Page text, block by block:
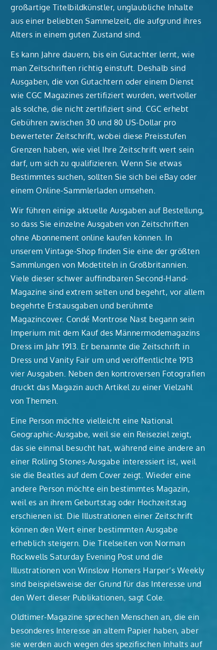
großartige Titelbildkünstler, unglaubliche Inhalte
aus einer beliebten Sammelzeit, die aufgrund ihres
Alters in einem guten Zustand sind.
Es kann Jahre dauern, bis ein Gutachter lernt, wie
man Zeitschriften richtig einstuft. Deshalb sind
Ausgaben, die von Gutachtern oder einem Dienst
wie CGC Magazines zertifiziert wurden, wertvoller
als solche, die nicht zertifiziert sind. CGC erhebt
Gebühren zwischen 30 und 80 US-Dollar pro
bewerteter Zeitschrift, wobei diese Preisstufen
Grenzen haben, wie viel Ihre Zeitschrift wert sein
darf, um sich zu qualifizieren. Wenn Sie etwas
Bestimmtes suchen, sollten Sie sich bei eBay oder
einem Online-Sammlerladen umsehen.
Wir führen einige aktuelle Ausgaben auf Bestellung,
so dass Sie einzelne Ausgaben von Zeitschriften
ohne Abonnement online kaufen können. In
unserem Vintage-Shop finden Sie eine der größten
Sammlungen von Modetiteln in Großbritannien.
Viele dieser schwer auffindbaren Second-Hand-
Magazine sind extrem selten und begehrt, vor allem
begehrte Erstausgaben und berühmte
Magazincover. Condé Montrose Nast begann sein
Imperium mit dem Kauf des Männermodemagazins
Dress im Jahr 1913. Er benannte die Zeitschrift in
Dress und Vanity Fair um und veröffentlichte 1913
vier Ausgaben. Neben den kontroversen Fotografien
druckt das Magazin auch Artikel zu einer Vielzahl
von Themen.
Eine Person möchte vielleicht eine National
Geographic-Ausgabe, weil sie ein Reiseziel zeigt,
das sie einmal besucht hat, während eine andere an
einer Rolling Stones-Ausgabe interessiert ist, weil
sie die Beatles auf dem Cover zeigt. Wieder eine
andere Person möchte ein bestimmtes Magazin,
weil es an ihrem Geburtstag oder Hochzeitstag
erschienen ist. Die Illustrationen einer Zeitschrift
können den Wert einer bestimmten Ausgabe
erheblich steigern. Die Titelseiten von Norman
Rockwells Saturday Evening Post und die
Illustrationen von Winslow Homers Harper’s Weekly
sind beispielsweise der Grund für das Interesse und
den Wert dieser Publikationen, sagt Cole.
Oldtimer-Magazine sprechen Menschen an, die ein
besonderes Interesse an altem Papier haben, aber
sie werden auch wegen des spezifischen Inhalts auf